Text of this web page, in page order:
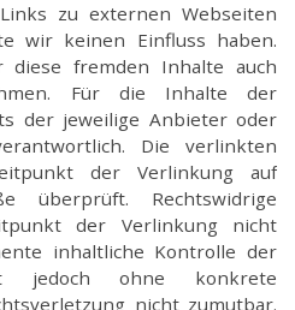
zu externen Webseiten
wir keinen Einfluss haben.
fremden Inhalte auch
Für die Inhalte der
der jeweilige Anbieter oder
Die verlinkten
der Verlinkung auf
überprüft. Rechtswidrige
der Verlinkung nicht
inhaltliche Kontrolle der
jedoch ohne konkrete
nicht zumutbar.